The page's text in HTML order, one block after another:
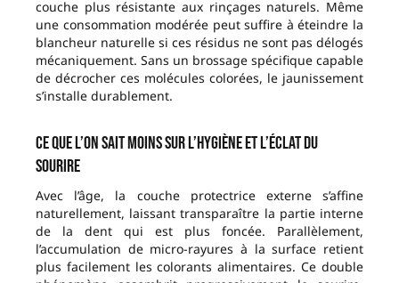
couche plus résistante aux rinçages naturels. Même
une consommation modérée peut suffire à éteindre la
blancheur naturelle si ces résidus ne sont pas délogés
mécaniquement. Sans un brossage spécifique capable
de décrocher ces molécules colorées, le jaunissement
s’installe durablement.
Ce que l’on sait moins sur l’hygiène et l’éclat du
sourire
Avec l’âge, la couche protectrice externe s’affine
naturellement, laissant transparaître la partie interne
de la dent qui est plus foncée. Parallèlement,
l’accumulation de micro-rayures à la surface retient
plus facilement les colorants alimentaires. Ce double